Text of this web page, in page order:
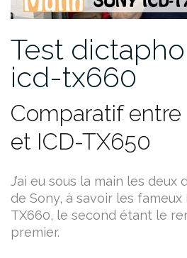
Test
icd-tx660
Comparatif
et ICD-TX650
J’ai eu sous la main les
de Sony, à savoir les fameux
TX660, le second étant le
premier.